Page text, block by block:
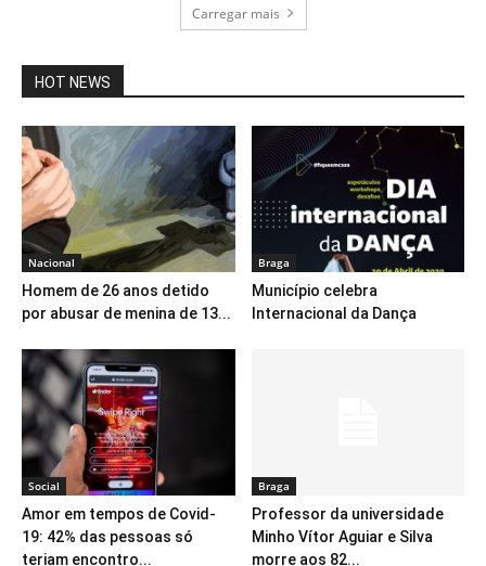
Carregar mais
HOT NEWS
Nacional
Homem de 26 anos detido
por abusar de menina de 13...
Braga
Município celebra
Internacional da Dança
Social
Amor em tempos de Covid-
19: 42% das pessoas só
teriam encontro...
Braga
Professor da universidade
Minho Vítor Aguiar e Silva
morre aos 82...